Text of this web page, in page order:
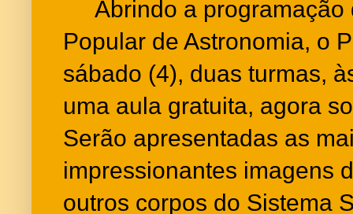
Abrindo a programação
Popular de Astronomia, o
sábado (4), duas turmas,
uma aula gratuita, agora
Serão apresentadas as
impressionantes imagens
outros corpos do Sistema